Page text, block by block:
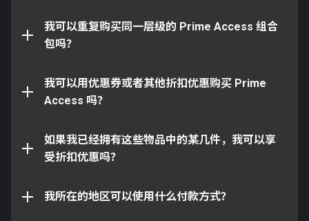
我可以重复购买同一层级的 Prime Access 组合
包吗？
的组合包。每个层级的 Prime Access 组合包仅限购买
一次。
我可以用优惠券或者其他折扣优惠购买 Prime
Access 吗？
不可以，Prime Access 有其独立的定价机制，其他促
销或优惠券并不适用。
如果我已经拥有这些物品中的某几件，我可以享
受折扣优惠吗？
您拥有的物品无法被替换、折现或转让。
我所在的地区可以使用什么付款方式？
这些选项与您在“购买白金”页面上看到的选项相同。
90 天资源数量加成
Styanax Prime
阿索代 Prime
（可以在遗物中获取并制造的部件）
白金
除非有特殊说明，否则所有自定义装饰均可与游戏中的
任何惯例实体一起使用，例如：
所有的战甲护甲、披饰、纹章等，均可用于任意
战甲
所有的指挥官护甲和指挥官配件，均可用于任意
指挥官